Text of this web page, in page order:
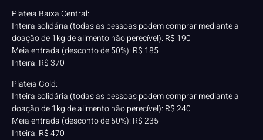
Plateia Baixa Central:
Inteira solidária (todas as pessoas podem comprar mediante a
doação de 1kg de alimento não perecível): R$ 190
Meia entrada (desconto de 50%): R$ 185
Inteira: R$ 370
Plateia Gold:
Inteira solidária (todas as pessoas podem comprar mediante a
doação de 1kg de alimento não perecível): R$ 240
Meia entrada (desconto de 50%): R$ 235
Inteira: R$ 470